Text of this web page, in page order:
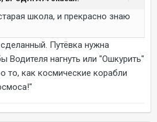
школа, и прекрасно знаю
Путёвка нужна
Водителя нагнуть или "Ошкурить"
то, как космические корабли